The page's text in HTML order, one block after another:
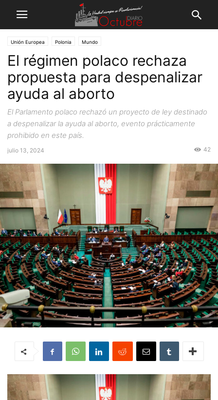
Unión Europea Polonia Mundo
El régimen polaco rechaza
propuesta para despenalizar
ayuda al aborto
El Parlamento polaco rechazó un proyecto de ley destinado
a despenalizar la ayuda al aborto, evento prácticamente
prohibido en este país.
julio 13, 2024 42